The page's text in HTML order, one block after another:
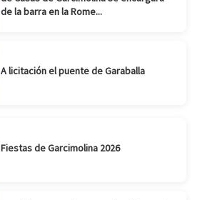
de la barra en la Rome...
A licitación el puente de Garaballa
Fiestas de Garcimolina 2026